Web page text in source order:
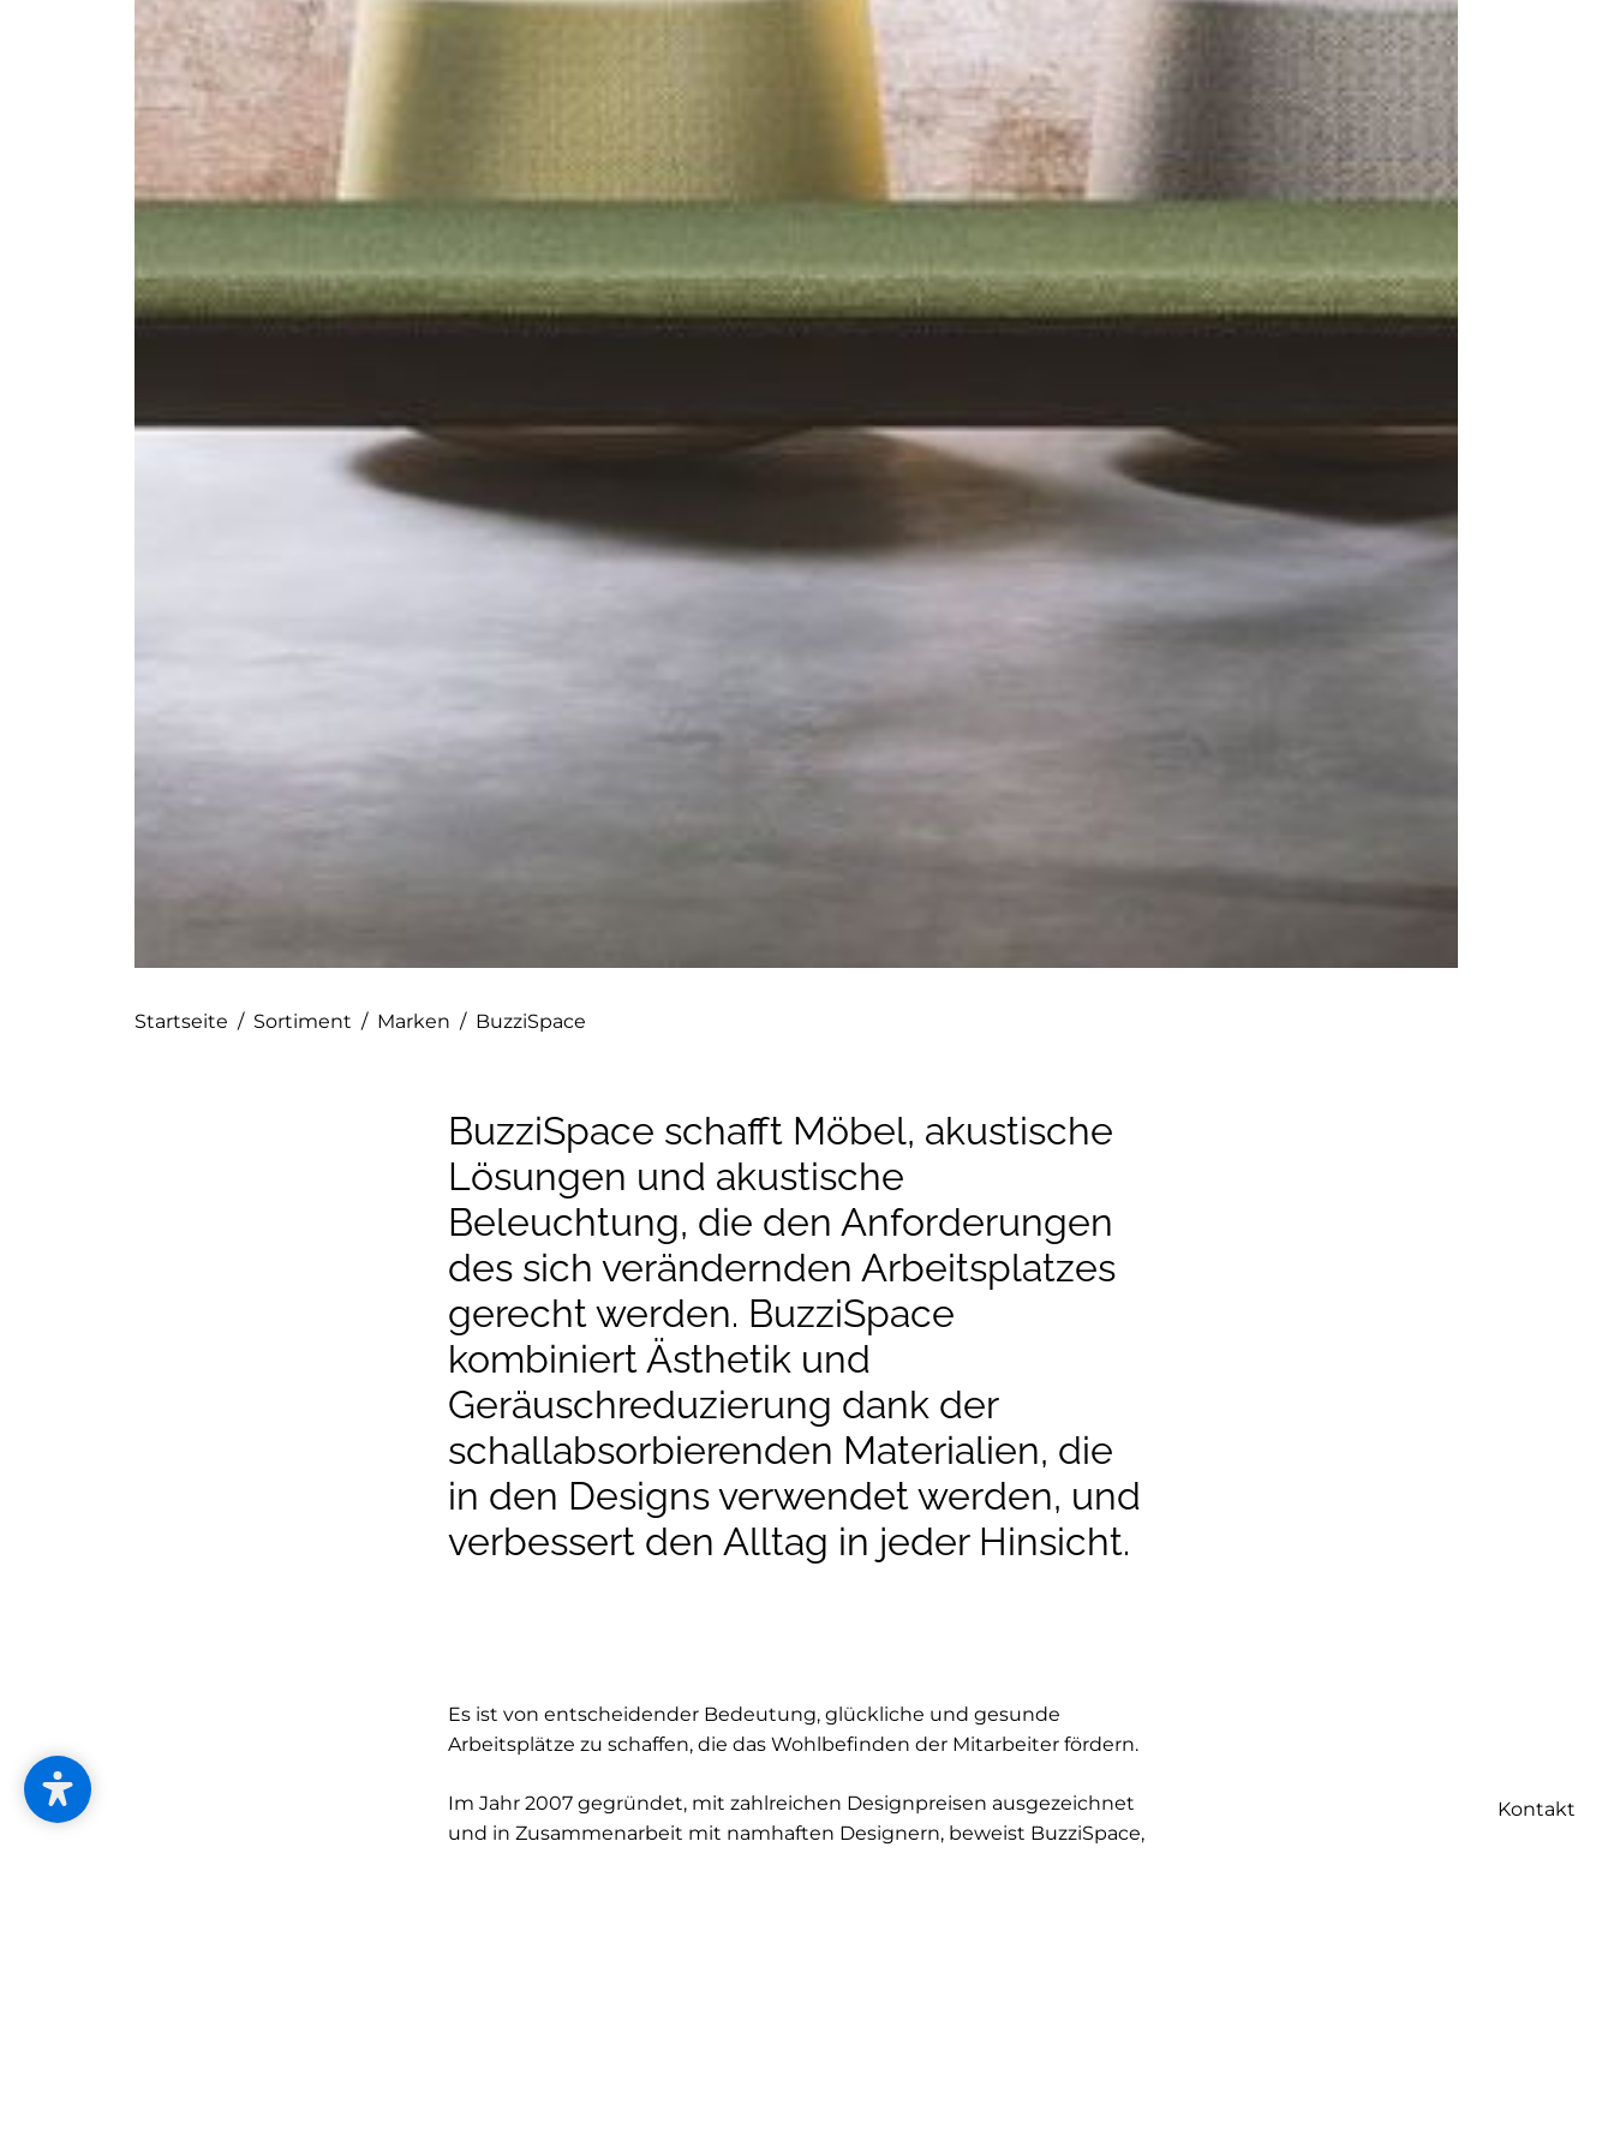
Kontakt
Startseite / Sortiment / Marken / BuzziSpace
BuzziSpace schafft Möbel, akustische
Lösungen und akustische
Beleuchtung, die den Anforderungen
des sich verändernden Arbeitsplatzes
gerecht werden. BuzziSpace
kombiniert Ästhetik und
Geräuschreduzierung dank der
schallabsorbierenden Materialien, die
in den Designs verwendet werden, und
verbessert den Alltag in jeder Hinsicht.
Es ist von entscheidender Bedeutung, glückliche und gesunde
Arbeitsplätze zu schaffen, die das Wohlbefinden der Mitarbeiter fördern.
Im Jahr 2007 gegründet, mit zahlreichen Designpreisen ausgezeichnet
und in Zusammenarbeit mit namhaften Designern, beweist BuzziSpace,